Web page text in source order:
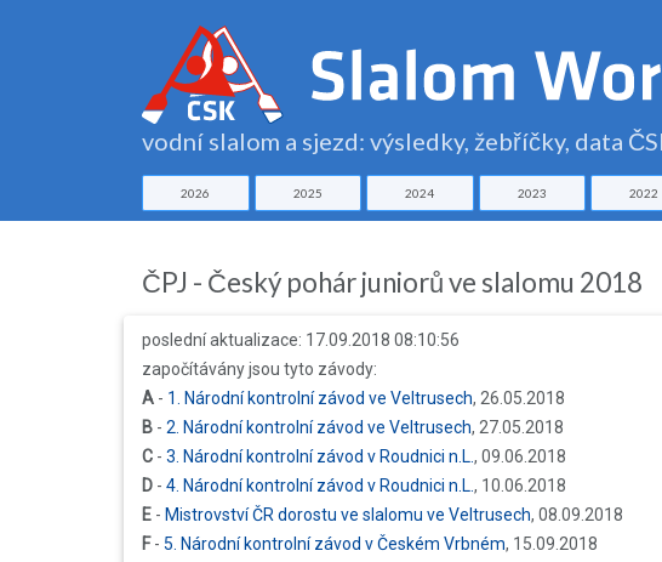
vodní slalom a sjezd: výsledky, žebříčky, data
2026 2025 2024 2023 2022
ČPJ - Český pohár juniorů ve slalomu 2018
poslední aktualizace: 17.09.2018 08:10:56
započítávány jsou tyto závody:
A - 1. Národní kontrolní závod ve Veltrusech, 26.05.2018
B - 2. Národní kontrolní závod ve Veltrusech, 27.05.2018
C - 3. Národní kontrolní závod v Roudnici n.L. , 09.06.2018
D - 4. Národní kontrolní závod v Roudnici n.L. , 10.06.2018
E - Mistrovství ČR dorostu ve slalomu ve Veltrusech, 08.09.2018
F- 5. Národní kontrolní závod v Českém Vrbném, 15.09.2018